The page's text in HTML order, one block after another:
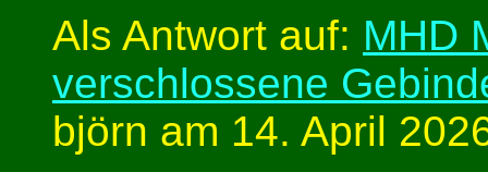
Als Antwort auf: MHD
verschlossene
björn am 14. April